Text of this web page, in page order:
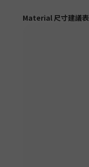
Material 尺寸建議表